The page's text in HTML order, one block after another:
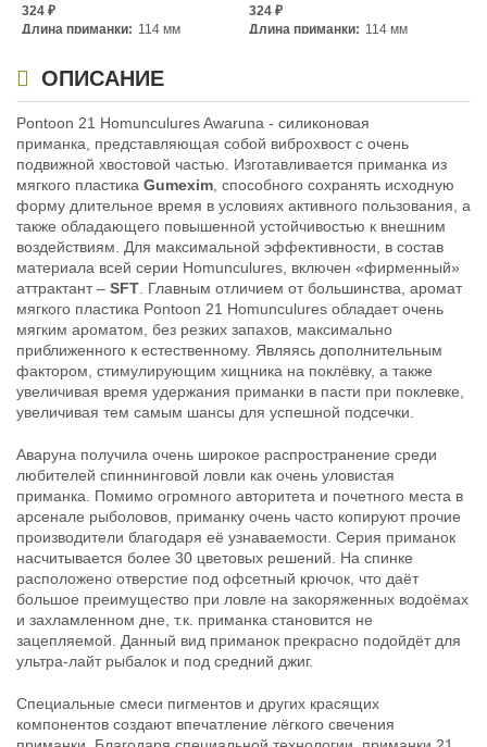
324 ₽
Длина приманки: 114 мм
324 ₽
Длина приманки: 114 мм
Силиконовые приманки Pontoon
21 Homunculures Awaruna 4.5″
цв.420
324₽
Длина приманки:114 мм
Вес приманки:10.7 г
Силиконовые приманки Pontoon
21 Homunculures Awaruna 4.5″
цв.422
324₽
Длина приманки:114 мм
Вес приманки:10.7 г
Силиконовые приманки Pontoon
21 Homunculures Awaruna 4.5″
цв.426
324₽
Длина приманки: 114 мм
Вес приманки:
10.7 г
Силиконовые приманки Pontoon
21 Homunculures Awaruna 4.5″
цв.401
324₽
Длина приманки: 114 мм
Вес приманки:
ОПИСАНИЕ
Pontoon 21 Homunculures Awaruna - силиконовая
приманка, представляющая собой виброхвост с очень
подвижной хвостовой частью. Изготавливается приманка из
мягкого пластика Gumexim , способного сохранять исходную
форму длительное время в условиях активного пользования, а
также обладающего повышенной устойчивостью к внешним
воздействиям. Для максимальной эффективности, в состав
материала всей серии Homunculures, включен «фирменный»
аттрактант – SFT . Главным отличием от большинства, аромат
мягкого пластика Pontoon 21 Homunculures обладает очень
мягким ароматом, без резких запахов, максимально
приближенного к естественному. Являясь дополнительным
фактором, стимулирующим хищника на поклёвку, а также
увеличивая время удержания приманки в пасти при поклевке,
увеличивая тем самым шансы для успешной подсечки.
Аваруна получила очень широкое распространение среди
любителей спиннинговой ловли как очень уловистая
приманка. Помимо огромного авторитета и почетного места в
арсенале рыболовов, приманку очень часто копируют прочие
производители благодаря её узнаваемости. Серия приманок
насчитывается более 30 цветовых решений. На спинке
расположено отверстие под офсетный крючок, что даёт
большое преимущество при ловле на закоряженных водоёмах
и захламленном дне, т.к. приманка становится не
зацепляемой. Данный вид приманок прекрасно подойдёт для
ультра-лайт рыбалок и под средний джиг.
Специальные смеси пигментов и других красящих
компонентов создают впечатление лёгкого свечения